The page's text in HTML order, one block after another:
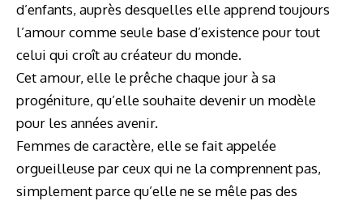
d’enfants, auprès desquelles elle apprend toujours
l’amour comme seule base d’existence pour tout
celui qui croît au créateur du monde.
Cet amour, elle le prêche chaque jour à sa
progéniture, qu’elle souhaite devenir un modèle
pour les années avenir.
Femmes de caractère, elle se fait appelée
orgueilleuse par ceux qui ne la comprennent pas,
simplement parce qu’elle ne se mêle pas des